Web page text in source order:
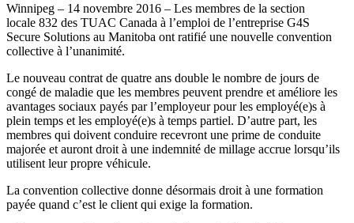
Winnipeg – 14 novembre 2016 – Les membres de la section
locale 832 des TUAC Canada à l’emploi de l’entreprise G4S
Secure Solutions au Manitoba ont ratifié une nouvelle convention
collective à l’unanimité.
Le nouveau contrat de quatre ans double le nombre de jours de
congé de maladie que les membres peuvent prendre et améliore les
avantages sociaux payés par l’employeur pour les employé(e)s à
plein temps et les employé(e)s à temps partiel. D’autre part, les
membres qui doivent conduire recevront une prime de conduite
majorée et auront droit à une indemnité de millage accrue lorsqu’ils
utilisent leur propre véhicule.
La convention collective donne désormais droit à une formation
payée quand c’est le client qui exige la formation.